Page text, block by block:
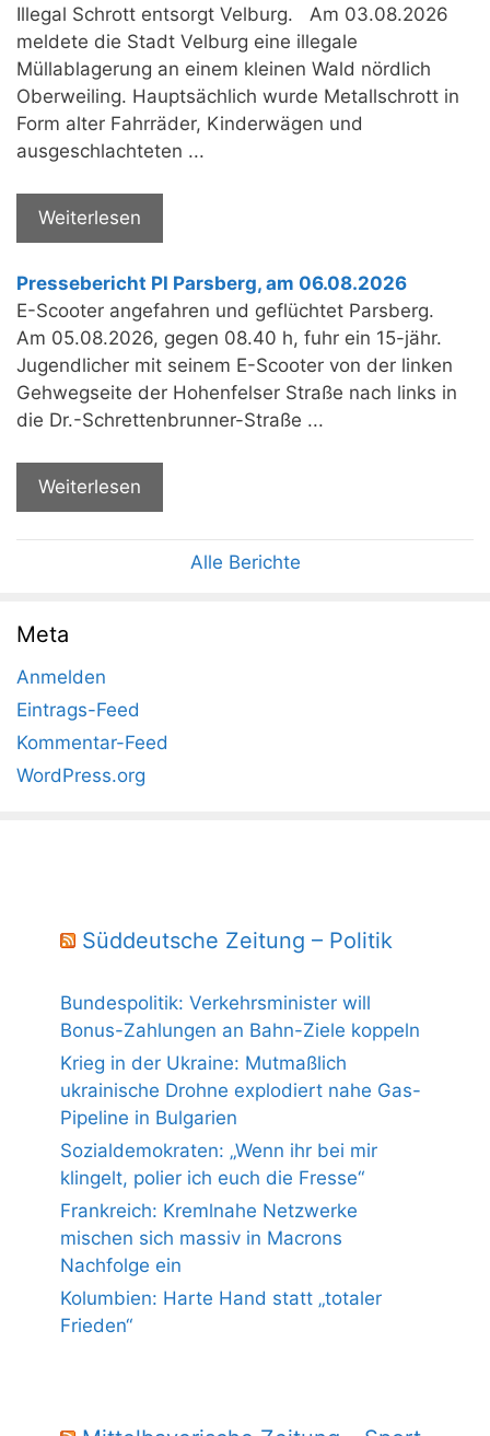
Illegal Schrott entsorgt Velburg. Am 03.08.2026
meldete die Stadt Velburg eine illegale
Müllablagerung an einem kleinen Wald nördlich
Oberweiling. Hauptsächlich wurde Metallschrott in
Form alter Fahrräder, Kinderwägen und
ausgeschlachteten ...
Weiterlesen
Pressebericht PI Parsberg, am 06.08.2026
E-Scooter angefahren und geflüchtet Parsberg.
Am 05.08.2026, gegen 08.40 h, fuhr ein 15-jähr.
Jugendlicher mit seinem E-Scooter von der linken
Gehwegseite der Hohenfelser Straße nach links in
die Dr.-Schrettenbrunner-Straße ...
Weiterlesen
Alle Berichte
Meta
Anmelden
Eintrags-Feed
Kommentar-Feed
WordPress.org
Süddeutsche Zeitung – Politik
Bundespolitik: Verkehrsminister will
Bonus-Zahlungen an Bahn-Ziele koppeln
Krieg in der Ukraine: Mutmaßlich
ukrainische Drohne explodiert nahe Gas-
Pipeline in Bulgarien
Sozialdemokraten: „Wenn ihr bei mir
klingelt, polier ich euch die Fresse“
Frankreich: Kremlnahe Netzwerke
mischen sich massiv in Macrons
Nachfolge ein
Kolumbien: Harte Hand statt „totaler
Frieden“